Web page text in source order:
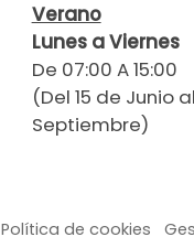
Verano
Lunes a Viernes
De 07:00 A 15:00
(Del 15 de Junio
Septiembre)
Política de cookies